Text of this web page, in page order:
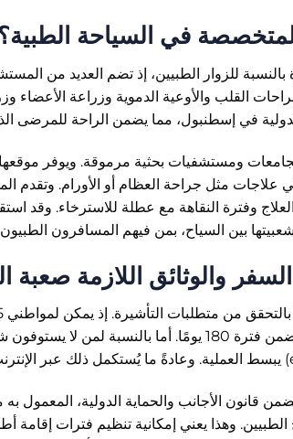
في السياحة
للزوار الطبيين، إذ تضم العديد من
القلب والأوعية الدموية وزراعة الأعضاء
في إسطنبول، مما يضمن الراحة للمرضى
بجامعات ومستشفيات بحثية مرموقة. ويوفر
علاجات مثل جراحة العظام أو الأورام. وتقدم
والوثائق اللازمة صعبة
تتراوح من 30 إلى 90 يومًا ضمن فترة 180 يومًا. أما
الطبيين. وهذا يعني إمكانية تنظيم فترات